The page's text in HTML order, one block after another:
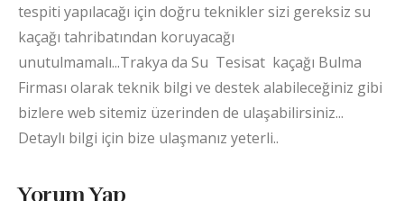
tespiti yapılacağı için doğru teknikler sizi gereksiz su
kaçağı tahribatından koruyacağı
unutulmamalı...Trakya da Su Tesisat kaçağı Bulma
Firması olarak teknik bilgi ve destek alabileceğiniz gibi
bizlere web sitemiz üzerinden de ulaşabilirsiniz...
Detaylı bilgi için bize ulaşmanız yeterli..
Yorum Yap